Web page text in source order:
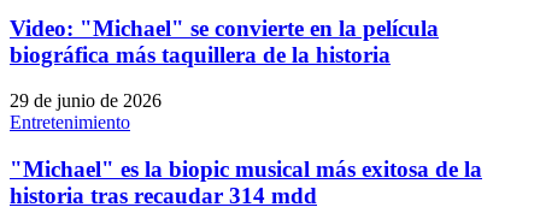
Video: "Michael" se convierte en la película
biográfica más taquillera de la historia
29 de junio de 2026
Entretenimiento
"Michael" es la biopic musical más exitosa de la
historia tras recaudar 314 mdd